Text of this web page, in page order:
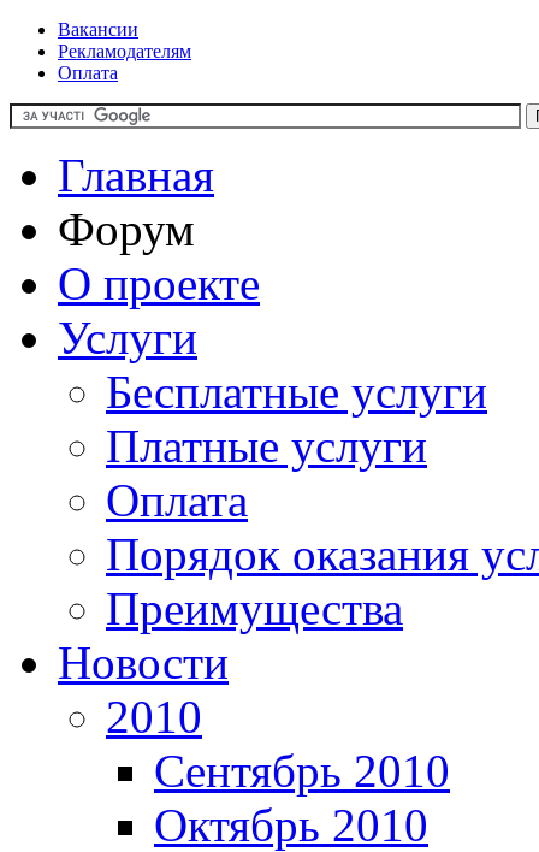
Вакансии
Рекламодателям
Оплата
Главная
Форум
О проекте
Услуги
Бесплатные услуги
Платные услуги
Оплата
Порядок оказания
Преимущества
Новости
2010
Сентябрь 2010
Октябрь 2010